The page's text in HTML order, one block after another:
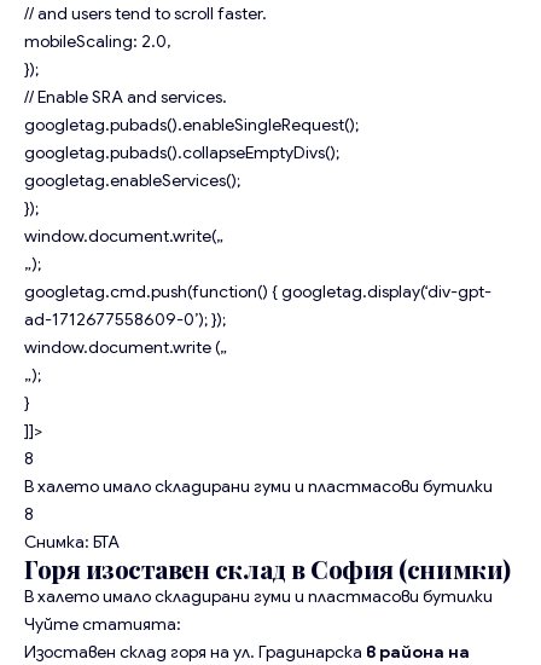
// and users tend to scroll faster.
mobileScaling: 2.0,
});
// Enable SRA and services.
googletag.pubads().enableSingleRequest();
googletag.pubads().collapseEmptyDivs();
googletag.enableServices();
});
window.document.write(„
„);
googletag.cmd.push(function() { googletag.display(‘div-gpt-
ad-1712677558609-0’); });
window.document.write („
„);
}
]]>
8
В халето имало складирани гуми и пластмасови бутилки
8
Снимка: БТА
Горя изоставен склад в София (снимки)
В халето имало складирани гуми и пластмасови бутилки
Чуйте статията:
Изоставен склад горя на ул. Градинарска в района на